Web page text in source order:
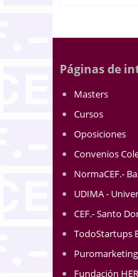
Páginas de
Masters
Cursos
Oposiciones
Convenios
NormaCEF.-
UDIMA -
CEF.- Santo
TodoStartups
Puromarketing
Fundación